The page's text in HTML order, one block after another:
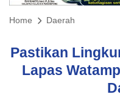
Home Daerah
Pastikan
Lapas